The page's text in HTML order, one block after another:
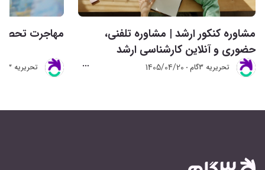
مشاوره کنکور ارشد | مشاوره تلفنی،
حضوری و آنلاین کارشناسی ارشد
تحريريه 3گام 1405/04/20
مهاجرت
تحريريه 3گام